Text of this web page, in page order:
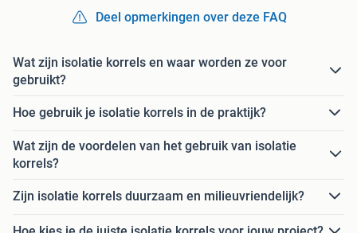
Deel opmerkingen over deze FAQ
Wat zijn isolatie korrels en waar worden ze voor
gebruikt?
Hoe gebruik je isolatie korrels in de praktijk?
Wat zijn de voordelen van het gebruik van isolatie
korrels?
Zijn isolatie korrels duurzaam en milieuvriendelijk?